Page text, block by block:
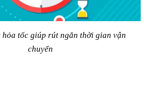
hỏa tốc giúp rút ngắn thời gian vận
chuyển